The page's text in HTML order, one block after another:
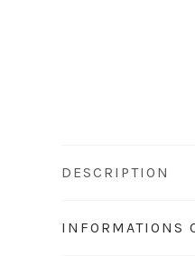
DESCRIPTION
INFORMATIONS